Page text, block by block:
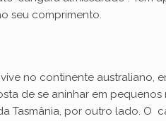
seu comprimento.
no continente australiano,
de se aninhar em
Tasmânia, por outro lado.